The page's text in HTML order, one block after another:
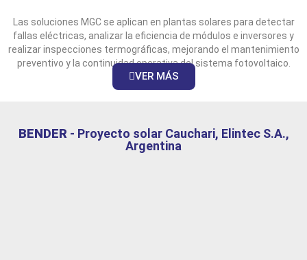
Las soluciones MGC se aplican en plantas solares para detectar
fallas eléctricas, analizar la eficiencia de módulos e inversores y
realizar inspecciones termográficas, mejorando el mantenimiento
preventivo y la continuidad operativa del sistema fotovoltaico.
VER MÁS
BENDER - Proyecto solar Cauchari, Elintec S.A.,
Argentina